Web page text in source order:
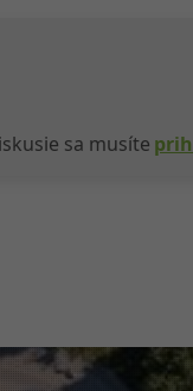
sa musíte